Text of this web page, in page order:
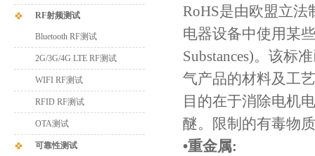
RF射频测试
Bluetooth RF测试
2G/3G/4G LTE RF测试
WIFI RF测试
RFID RF测试
OTA测试
可靠性测试
RoHS是由欧盟立
电器设备中使用某
Substances)。该标
气产品的材料及工
目的在于消除电机
醚。限制的有毒物
•重金属: